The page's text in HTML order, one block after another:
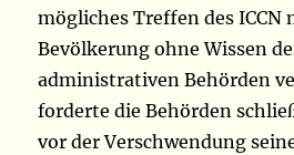
mögliches Treffen des ICCN
Bevölkerung ohne Wissen
administrativen Behörden
forderte die Behörden
vor der Verschwendung